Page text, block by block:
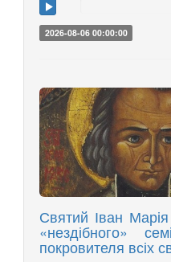
2026-08-06 00:00:00
Святий Іван
«нездібного»
покровителя всіх